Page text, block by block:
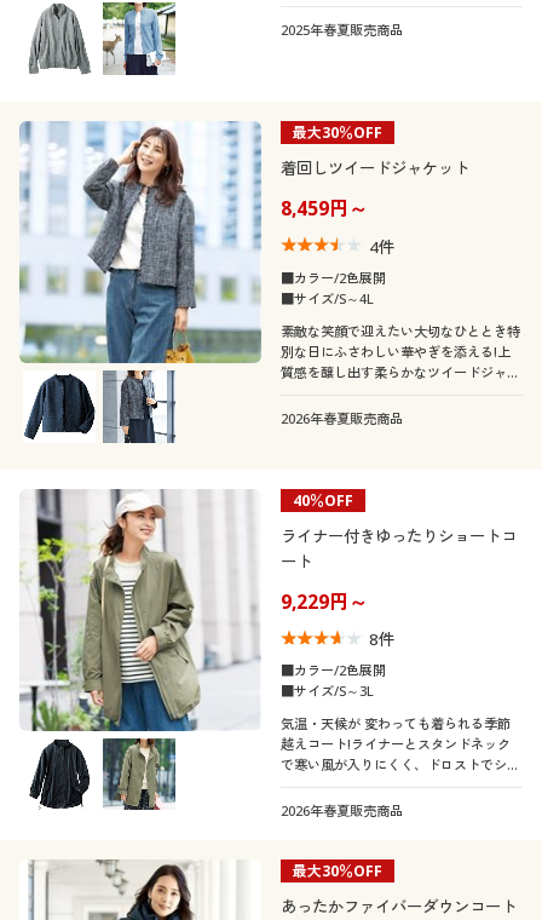
2025年春夏販売商品
最大30％OFF
着回しツイードジャケット
8,459円～
4件
■カラー/2色展開
■サイズ/S～4L
素敵な笑顔で迎えたい大切なひととき特
別な日にふさわしい華やぎを添える!上
質感を醸し出す柔らかなツイードジャケ
2026年春夏販売商品
40％OFF
ライナー付きゆったりショートコ
ート
9,229円～
8件
■カラー/2色展開
■サイズ/S～3L
気温・天候が 変わっても着られる季節
越えコート!ライナーとスタンドネック
で寒い風が入りにくく、ドロストでシル
エットを変えておしゃれを満喫できま
す。
2026年春夏販売商品
最大30％OFF
あったかファイバーダウンコート